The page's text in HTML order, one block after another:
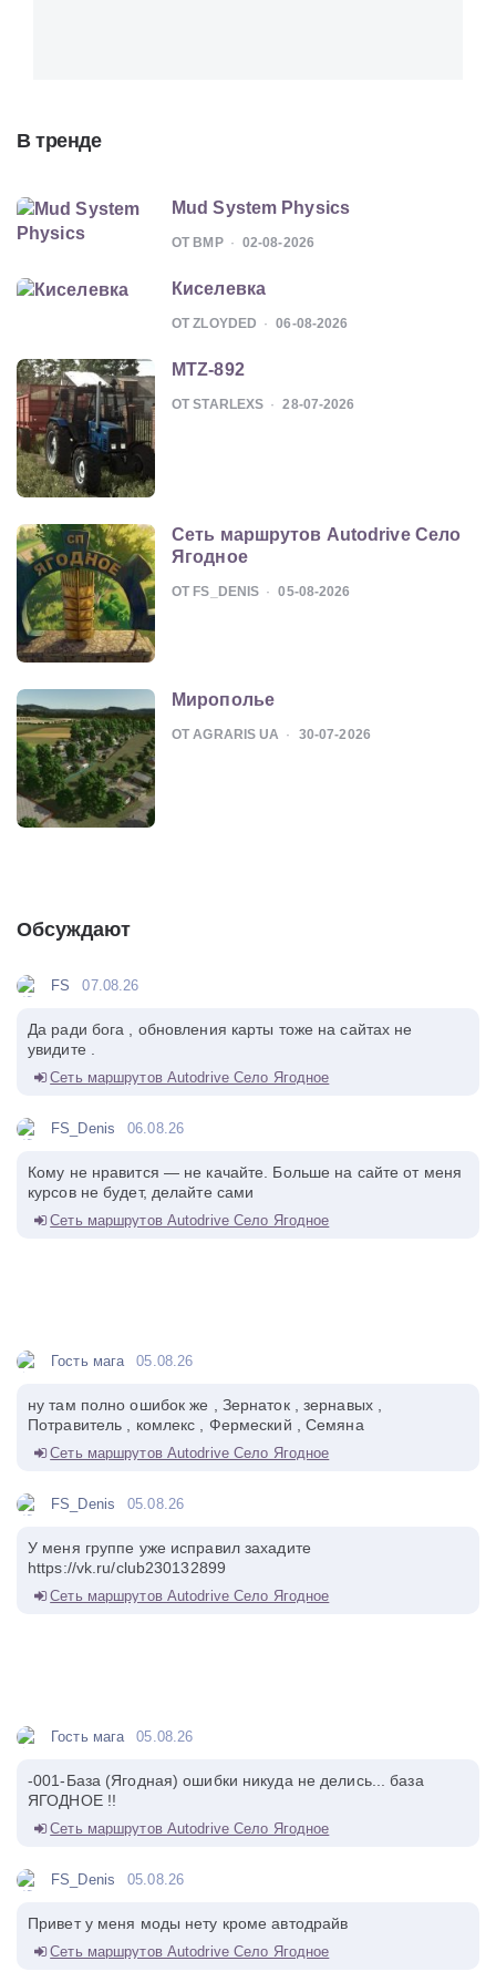
В тренде
Mud System Physics
ОТ BMP 02-08-2026
Киселевка
ОТ ZLOYDED 06-08-2026
MTZ-892
ОТ STARLEXS 28-07-2026
Сеть маршрутов Autodrive Село
Ягодное
ОТ FS_DENIS 05-08-2026
Мирополье
ОТ AGRARIS UA 30-07-2026
Обсуждают
FS 07.08.26
Да ради бога , обновления карты тоже на сайтах не
увидите .
Сеть маршрутов Autodrive Село Ягодное
FS_Denis 06.08.26
Кому не нравится — не качайте. Больше на сайте от меня
курсов не будет, делайте сами
Сеть маршрутов Autodrive Село Ягодное
Гость мага 05.08.26
ну там полно ошибок же , Зернаток , зернавых ,
Потравитель , комлекс , Фермеский , Семяна
Сеть маршрутов Autodrive Село Ягодное
FS_Denis 05.08.26
У меня группе уже исправил захадите
https://vk.ru/club230132899
Сеть маршрутов Autodrive Село Ягодное
Гость мага 05.08.26
-001-База (Ягодная) ошибки никуда не делись... база
ЯГОДНОЕ !!
Сеть маршрутов Autodrive Село Ягодное
FS_Denis 05.08.26
Привет у меня моды нету кроме автодрайв
Сеть маршрутов Autodrive Село Ягодное